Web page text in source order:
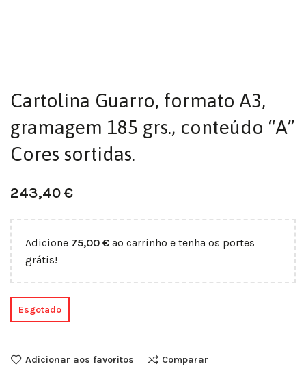
Cartolina Guarro, formato A3,
gramagem 185 grs., conteúdo “A”
Cores sortidas.
243,40€
Adicione 75,00 € ao carrinho e tenha os portes
grátis!
Esgotado
Adicionar aos favoritos Comparar